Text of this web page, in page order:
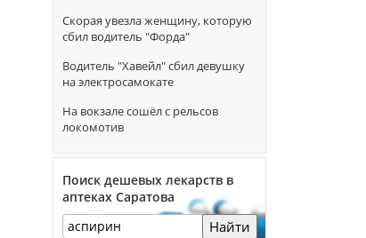
Скорая увезла женщину, которую
сбил водитель "Форда"
Водитель "Хавейл" сбил девушку
на электросамокате
На вокзале сошёл с рельсов
локомотив
Поиск дешевых лекарств в
аптеках Саратова
Найти